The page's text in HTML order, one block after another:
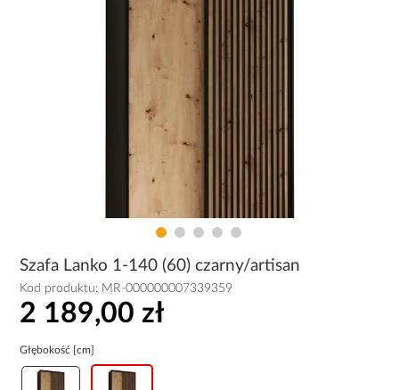
Szafa Lanko 1-140 (60) czarny/artisan
Kod produktu: MR-000000007339359
2 189,00 zł
Głębokość [cm]